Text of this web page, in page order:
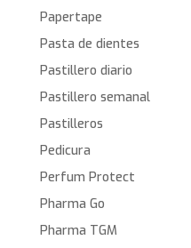
Papertape
Pasta de dientes
Pastillero diario
Pastillero semanal
Pastilleros
Pedicura
Perfum Protect
Pharma Go
Pharma TGM